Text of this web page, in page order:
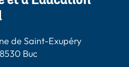
de Saint-Exupéry
Buc